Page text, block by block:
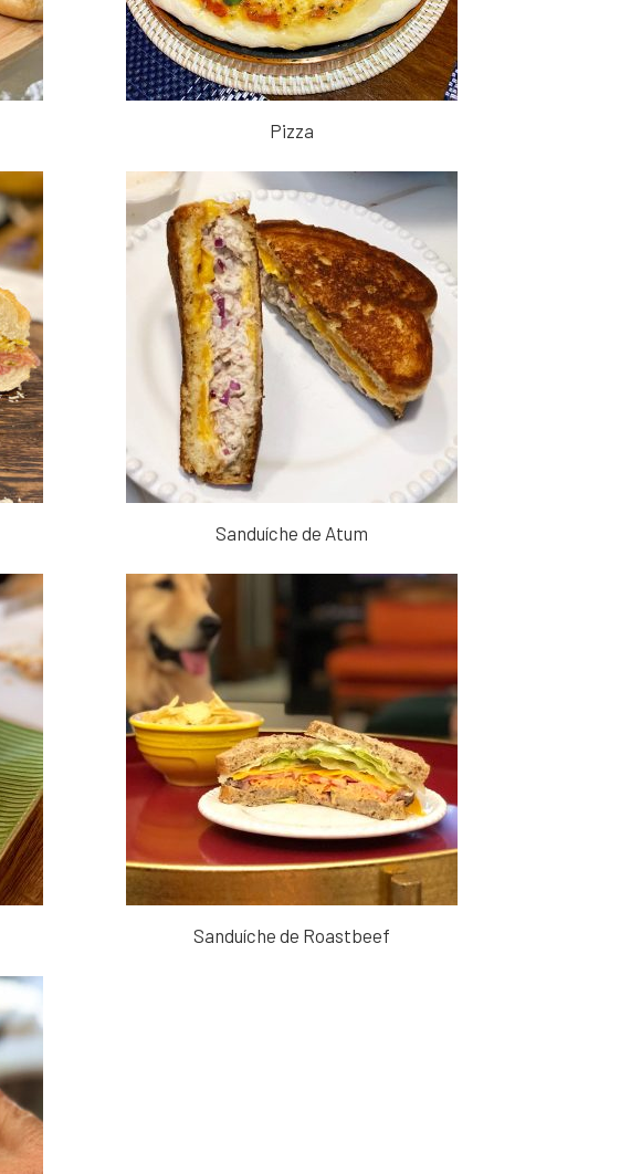
Pizza
Sanduíche de Atum
Sanduíche de Roastbeef